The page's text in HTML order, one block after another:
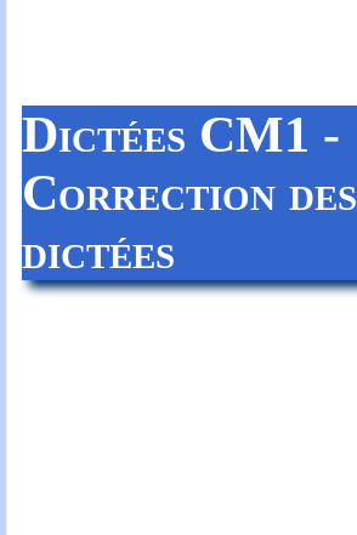
Dictées CM1 -
Correction des
dictées